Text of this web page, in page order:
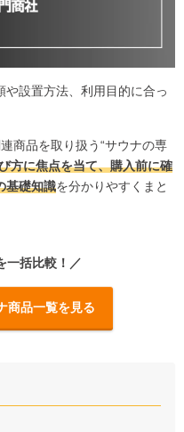
や設置方法、利用目的に合っ
商品を取り扱う“サウナの専
方に焦点を当て、購入前に確
基礎知識を分かりやすくまと
一括比較！／
品一覧を見る